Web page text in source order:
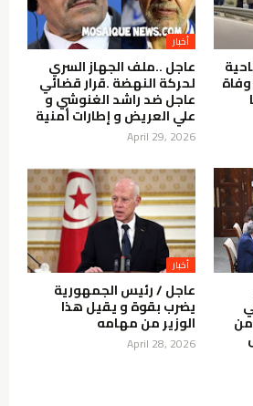
عاجل ..ملف الجهاز السري
لحركة النهضة .قرار قضائي
عاجل ضد راشد الغنوشي و
علي العريض و إطارات أمنية
April 29, 2026
عاجل / رئيس الجمهورية
يضرب بقوة و يقيل هذا
الوزير من مهامه
April 28, 2026